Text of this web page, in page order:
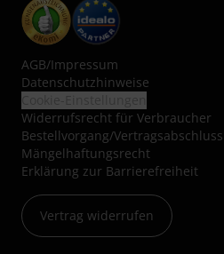
AGB/Impressum
Datenschutzhinweise
Widerrufsrecht für Verbraucher
Bestellvorgang/Vertragsabschluss
Mängelhaftungsrecht
Erklärung zur Barrierefreiheit
Vertrag widerrufen